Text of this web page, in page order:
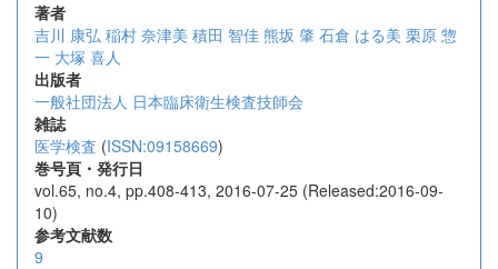
著者
吉川 康弘 稲村 奈津美 積田 智佳 熊坂 肇 石倉 はる美 栗原 惣
一 大塚 喜人
出版者
一般社団法人 日本臨床衛生検査技師会
雑誌
医学検査 (ISSN:09158669)
巻号頁・発行日
vol.65, no.4, pp.408-413, 2016-07-25 (Released:2016-09-
10)
参考文献数
9